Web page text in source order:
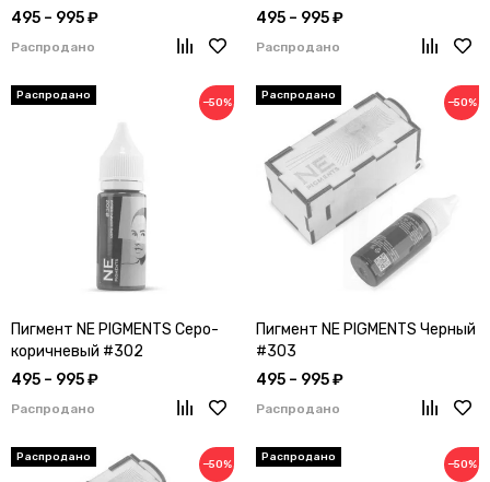
495 – 995 ₽
Распродано
495 – 995 ₽
Распродано
−50%
Пигмент NE PIGMENTS Серо-
коричневый #302
495 – 995 ₽
Распродано
−50%
Пигмент NE PIGMENTS Черный
#303
495 – 995 ₽
Распродано
−50% −50%